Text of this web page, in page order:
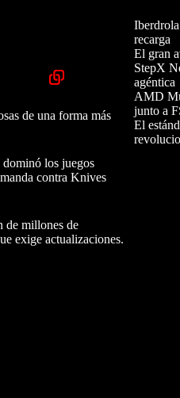
de una forma más
dominó los juegos
contra Knives
de millones de
exige actualizaciones.
recarga
El gran
StepX
agéntica
AMD
junto a
El